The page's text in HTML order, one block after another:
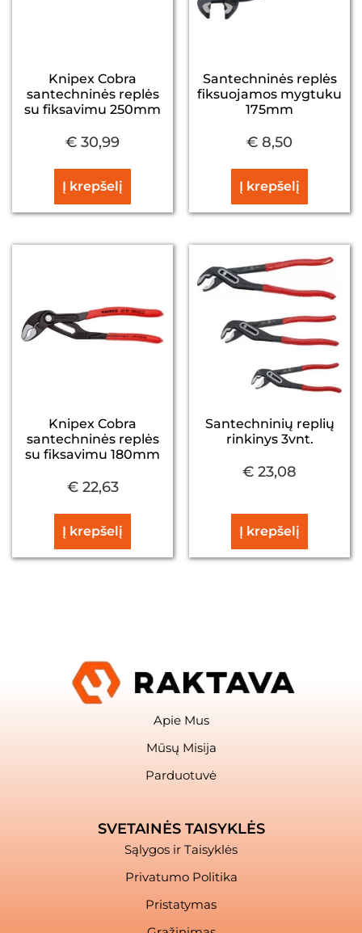
Knipex Cobra
santechninės replės
su fiksavimu 250mm
€ 30,99
Į krepšelį
Santechninės replės
fiksuojamos mygtuku
175mm
€ 8,50
Į krepšelį
Knipex Cobra
santechninės replės
su fiksavimu 180mm
€22,63
Į krepšelį
Santechninių replių
rinkinys 3vnt.
€ 23,08
Į krepšelį
Apie Mus
Mūsų Misija
Parduotuvė
SVETAINĖS TAISYKLĖS
Sąlygos ir Taisyklės
Privatumo Politika
Pristatymas